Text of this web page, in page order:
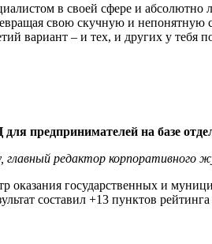
в своей сфере и
свою скучную и непонятную
вариант – и тех, и других у тебя
предпринимателей на базе
главный редактор корпоративного
государственных и
составил +13 пунктов